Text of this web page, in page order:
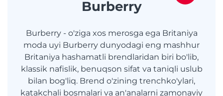
Burberry
Burberry - o'ziga xos merosga ega Britaniya
moda uyi Burberry dunyodagi eng mashhur
Britaniya hashamatli brendlaridan biri bo'lib,
klassik nafislik, benuqson sifat va taniqli uslub
bilan bog'liq. Brend o'zining trenchko'ylari,
katakchali bosmalari va an'analarni zamonaviy